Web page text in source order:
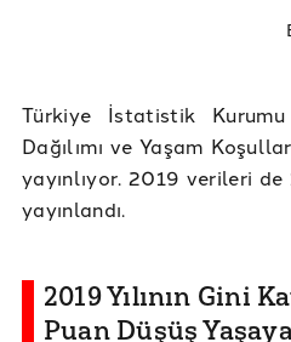
Türkiye İstatistik
Dağılımı ve Yaşam
yayınlıyor. 2019 verileri
yayınlandı.
2019 Yılının Gini
Puan Düşüş